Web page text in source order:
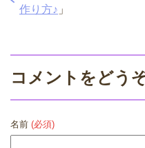
作り方♪ 」
コメントをどう
名前 (必須)